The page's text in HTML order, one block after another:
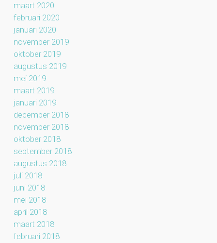
maart 2020
februari 2020
januari 2020
november 2019
oktober 2019
augustus 2019
mei 2019
maart 2019
januari 2019
december 2018
november 2018
oktober 2018
september 2018
augustus 2018
juli 2018
juni 2018
mei 2018
april 2018
maart 2018
februari 2018